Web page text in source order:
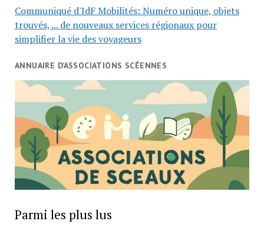
Communiqué d'IdF Mobilités: Numéro unique, objets
trouvés, ... de nouveaux services régionaux pour
simplifier la vie des voyageurs
ANNUAIRE D’ASSOCIATIONS SCÉENNES
Parmi les plus lus